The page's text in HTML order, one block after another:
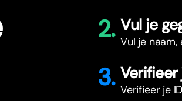
2. Vul je
Vul je
3. Verifieer
Verifieer je